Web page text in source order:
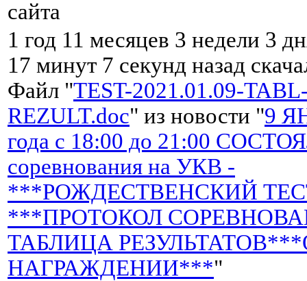
сайта
1 год 11 месяцев 3 недели 3
17 минут 7 секунд назад
Файл "TEST-2021.01.09-
REZULT.doc" из новости "9
года с 18:00 до 21:00
соревнования на УКВ -
***РОЖДЕСТВЕНСКИЙ
***ПРОТОКОЛ
ТАБЛИЦА
НАГРАЖДЕНИИ***"